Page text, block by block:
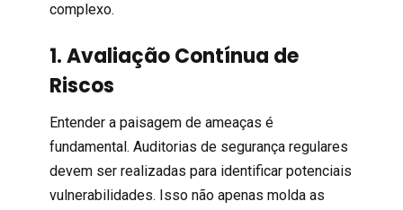
complexo.
1. Avaliação Contínua de
Riscos
Entender a paisagem de ameaças é
fundamental. Auditorias de segurança regulares
devem ser realizadas para identificar potenciais
vulnerabilidades. Isso não apenas molda as